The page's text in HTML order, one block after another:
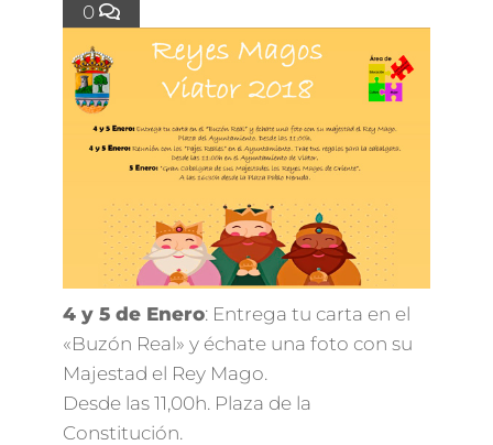
0
4 y 5 de Enero: Entrega tu carta en el
«Buzón Real» y échate una foto con su
Majestad el Rey Mago.
Desde las 11,00h. Plaza de la
Constitución.